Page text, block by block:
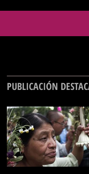
PUBLICACIÓN